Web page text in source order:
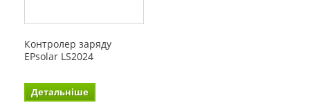
Контролер заряду
EPsolar LS2024
Детальніше